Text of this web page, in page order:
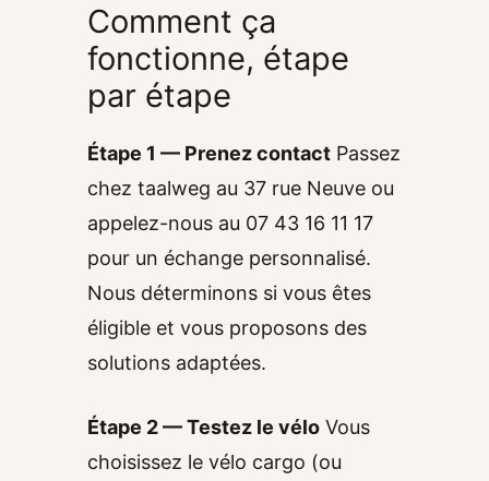
Comment ça
fonctionne, étape
par étape
Étape 1 — Prenez contact Passez
chez taalweg au 37 rue Neuve ou
appelez-nous au 07 43 16 11 17
pour un échange personnalisé.
Nous déterminons si vous êtes
éligible et vous proposons des
solutions adaptées.
Étape 2 — Testez le vélo Vous
choisissez le vélo cargo (ou